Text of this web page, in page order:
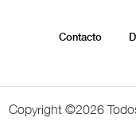
Contacto
Copyright ©2026